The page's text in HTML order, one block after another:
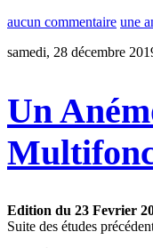
aucun commentaire une
samedi, 28 décembre
Un
Edition du 23 Fevrier
Suite des études